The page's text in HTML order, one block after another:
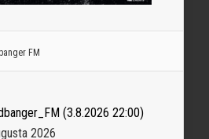
FM
(3.8.2026 22:00)
2026